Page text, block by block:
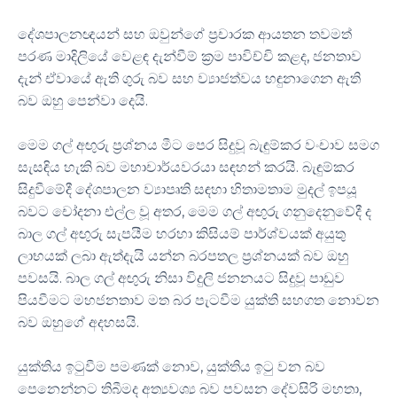
දේශපාලනඥයන් සහ ඔවුන්ගේ ප්‍රචාරක ආයතන තවමත්
පරණ මාදිලියේ වෙළඳ දැන්වීම් ක්‍රම පාවිච්චි කළද, ජනතාව
දැන් ඒවායේ ඇති ගුරු බව සහ ව්‍යාජත්වය හඳුනාගෙන ඇති
බව ඔහු පෙන්වා දෙයි.
මෙම ගල් අඟුරු ප්‍රශ්නය මීට පෙර සිදුවූ බැඳුම්කර වංචාව සමග
සැසඳිය හැකි බව මහාචාර්යවරයා සඳහන් කරයි. බැඳුම්කර
සිදුවීමේදී දේශපාලන ව්‍යාපෘති සඳහා හිතාමතාම මුදල් ඉපයූ
බවට චෝදනා එල්ල වූ අතර, මෙම ගල් අඟුරු ගනුදෙනුවේදී ද
බාල ගල් අඟුරු සැපයීම හරහා කිසියම් පාර්ශ්වයක් අයුතු
ලාභයක් ලබා ඇත්දැයි යන්න බරපතල ප්‍රශ්නයක් බව ඔහු
පවසයි. බාල ගල් අඟුරු නිසා විදුලි ජනනයට සිදුවූ පාඩුව
පියවීමට මහජනතාව මත බර පැටවීම යුක්ති සහගත නොවන
බව ඔහුගේ අදහසයි.
යුක්තිය ඉටුවීම පමණක් නොව, යුක්තිය ඉටු වන බව
පෙනෙන්නට තිබීමද අත්‍යවශ්‍ය බව පවසන දේවසිරි මහතා,